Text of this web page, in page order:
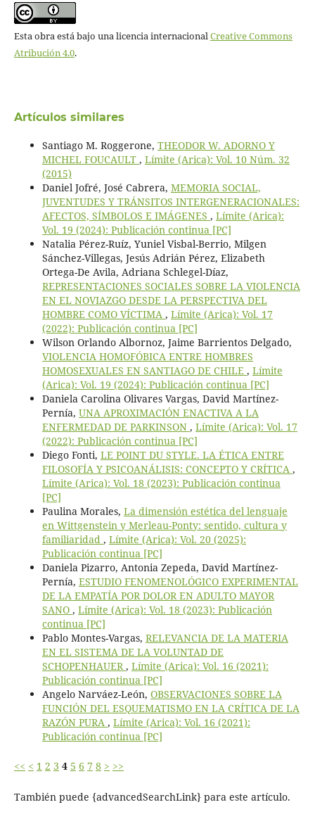
Esta obra está bajo una licencia internacionalCreative Commons
Atribución 4.0.
Artículos similares
Santiago M. Roggerone, THEODOR W. ADORNO Y
MICHEL FOUCAULT , Límite (Arica): Vol. 10 Núm. 32
(2015)
Daniel Jofré, José Cabrera, MEMORIA SOCIAL,
JUVENTUDES Y TRÁNSITOS INTERGENERACIONALES:
AFECTOS, SÍMBOLOS E IMÁGENES , Límite (Arica):
Vol. 19 (2024): Publicación continua [PC]
Natalia Pérez-Ruíz, Yuniel Visbal-Berrio, Milgen
Sánchez-Villegas, Jesús Adrián Pérez, Elizabeth
Ortega-De Avila, Adriana Schlegel-Díaz,
REPRESENTACIONES SOCIALES SOBRE LA VIOLENCIA
EN EL NOVIAZGO DESDE LA PERSPECTIVA DEL
HOMBRE COMO VÍCTIMA , Límite (Arica): Vol. 17
(2022): Publicación continua [PC]
Wilson Orlando Albornoz, Jaime Barrientos Delgado,
VIOLENCIA HOMOFÓBICA ENTRE HOMBRES
HOMOSEXUALES EN SANTIAGO DE CHILE , Límite
(Arica): Vol. 19 (2024): Publicación continua [PC]
Daniela Carolina Olivares Vargas, David Martínez-
Pernía, UNA APROXIMACIÓN ENACTIVA A LA
ENFERMEDAD DE PARKINSON , Límite (Arica): Vol. 17
(2022): Publicación continua [PC]
Diego Fonti, LE POINT DU STYLE. LA ÉTICA ENTRE
FILOSOFÍA Y PSICOANÁLISIS: CONCEPTO Y CRÍTICA ,
Límite (Arica): Vol. 18 (2023): Publicación continua
[PC]
Paulina Morales, La dimensión estética del lenguaje
en Wittgenstein y Merleau-Ponty: sentido, cultura y
familiaridad , Límite (Arica): Vol. 20 (2025):
Publicación continua [PC]
Daniela Pizarro, Antonia Zepeda, David Martínez-
Pernía, ESTUDIO FENOMENOLÓGICO EXPERIMENTAL
DE LA EMPATÍA POR DOLOR EN ADULTO MAYOR
SANO , Límite (Arica): Vol. 18 (2023): Publicación
continua [PC]
Pablo Montes-Vargas, RELEVANCIA DE LA MATERIA
EN EL SISTEMA DE LA VOLUNTAD DE
SCHOPENHAUER , Límite (Arica): Vol. 16 (2021):
Publicación continua [PC]
Angelo Narváez-León, OBSERVACIONES SOBRE LA
FUNCIÓN DEL ESQUEMATISMO EN LA CRÍTICA DE LA
RAZÓN PURA , Límite (Arica): Vol. 16 (2021):
Publicación continua [PC]
<< < 1 2 3 4 5 6 7 8 > >>
También puede {advancedSearchLink} para este artículo.